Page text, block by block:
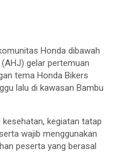
Honda dibawah
gelar pertemuan
tema Honda Bikers
lalu di kawasan Bambu
kegiatan tatap
wajib menggunakan
peserta yang berasal